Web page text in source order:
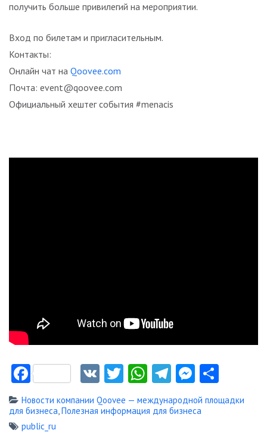
получить больше привилегий на мероприятии.
Вход по билетам и пригласительным.
Контакты:
Онлайн чат на Qoovee.com
Почта: event@qoovee.com
Официальный хештег события #menacis
FacebookVK Twitter
WhatsApp
Telegram
Новости компании Qoovee — международной площадки
для бизнеса,Полезная информация для бизнеса
public_ru